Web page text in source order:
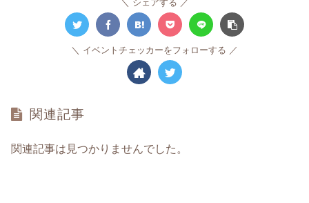
シェアする
イベントチェッカーをフォローする
関連記事
関連記事は見つかりませんでした。